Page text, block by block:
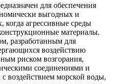
для обеспечения
выгодных и
агрессивные среды
материалы.
разработанным для
воздействию
риском возгорания,
соединениями и
воздействием морской воды,